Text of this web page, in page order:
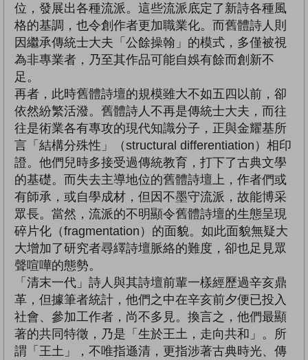
位，發展出各種流派。這些流派底定了新詩各種風
格的基調，也令創作者更加職業化。而舊體詩人則
因繼承傳統士大夫「公餘操翰」的模式，多僅被視
為非專業者，乃至其作品可能自娛有餘而創新不
足。
再者，此時舊體詩壇的規模雖大不如五四以前，卻
依然紛繁活潑。舊體詩人不再是傳統士大夫，而往
往是術業各有專攻的現代知識分子，正與金耀基所
言「結構分殊性」（structural differentiation）相印
證。他們兒時多接受過傳統教育，打下了古典文學
的基礎。而失去主導地位的舊體詩壇上，作者們或
有師承，或自學成材，但因不墨守流派，故能博采
眾長。當然，流派的不明顯令舊體詩壇的生態呈現
碎片化（fragmentation）的面貌。如此面貌無疑大
大增加了研究者尋繹詩壇脈絡的難度，卻也足見眾
聲喧嘩的態勢。
「清末一代」詩人與其詩壇前輩一樣經歷過辛亥鼎
革，但據筆者統計，他們之中在辛亥前夕便已投入
社會、參加工作者，尚不多見。換言之，他們最顯
著的共同特徵，乃是「生於王土，走向共和」。所
謂「王土」，不唯指遜清，更指涉著古典時光、傳